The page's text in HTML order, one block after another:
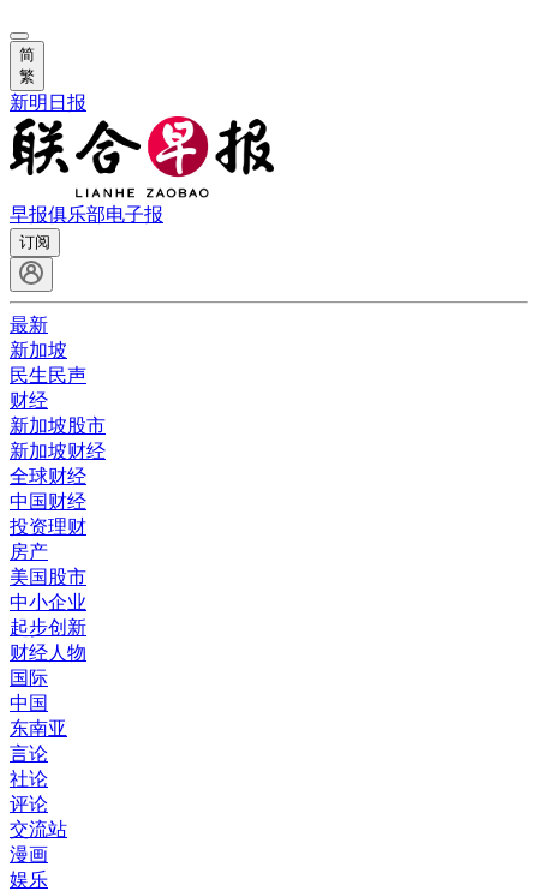
简
繁
新明日报
早报俱乐部电子报
订阅
最新
新加坡
民生民声
财经
新加坡股市
新加坡财经
全球财经
中国财经
投资理财
房产
美国股市
中小企业
起步创新
财经人物
国际
中国
东南亚
言论
社论
评论
交流站
漫画
娱乐